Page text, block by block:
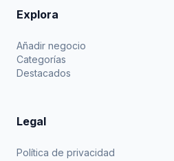
Explora
Añadir negocio
Categorías
Destacados
Legal
Política de privacidad